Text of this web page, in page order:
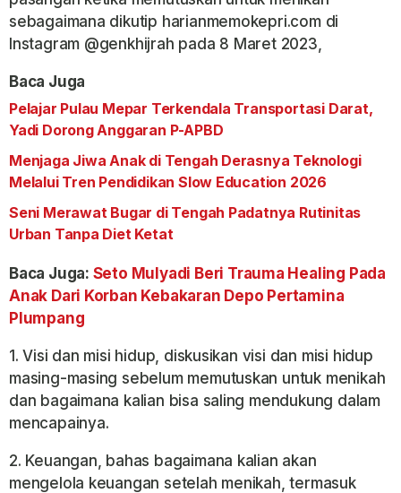
sebagaimana dikutip harianmemokepri.com di
Instagram @genkhijrah pada 8 Maret 2023,
Baca Juga
Pelajar Pulau Mepar Terkendala Transportasi Darat,
Yadi Dorong Anggaran P-APBD
Menjaga Jiwa Anak di Tengah Derasnya Teknologi
Melalui Tren Pendidikan Slow Education 2026
Seni Merawat Bugar di Tengah Padatnya Rutinitas
Urban Tanpa Diet Ketat
Baca Juga: Seto Mulyadi Beri Trauma Healing Pada
Anak Dari Korban Kebakaran Depo Pertamina
Plumpang
1. Visi dan misi hidup, diskusikan visi dan misi hidup
masing-masing sebelum memutuskan untuk menikah
dan bagaimana kalian bisa saling mendukung dalam
mencapainya.
2. Keuangan, bahas bagaimana kalian akan
mengelola keuangan setelah menikah, termasuk